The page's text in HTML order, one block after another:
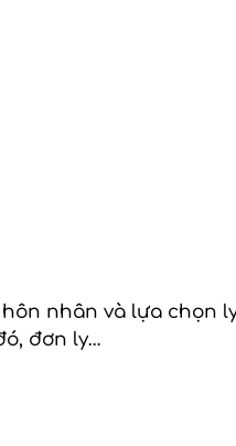
nhân và lựa chọn
đơn ly…